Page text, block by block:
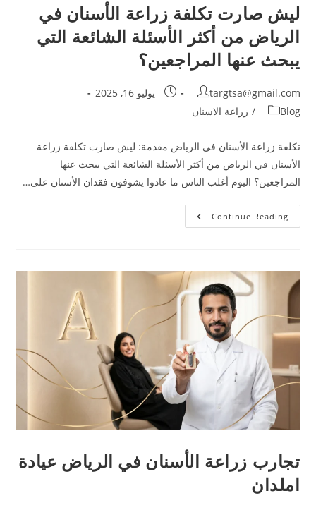
ليش صارت تكلفة زراعة الأسنان في
الرياض من أكثر الأسئلة الشائعة التي
يبحث عنها المراجعين؟
targtsa@gmail.com
يوليو 16, 2025
Blog
/ زراعة الاسنان
تكلفة زراعة الأسنان في الرياض مقدمة: ليش صارت تكلفة زراعة
الأسنان في الرياض من أكثر الأسئلة الشائعة التي يبحث عنها
المراجعين؟ اليوم أغلب الناس ما عادوا يشوفون فقدان الأسنان على…
Continue Reading
تجارب زراعة الأسنان في الرياض عيادة
املدان